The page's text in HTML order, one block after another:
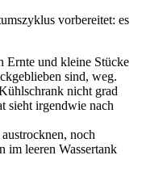
vorbereitet: es
Ernte und kleine Stücke
sind, weg.
nicht grad
sieht irgendwie nach
noch
im leeren Wassertank